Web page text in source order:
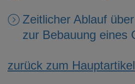
Zeitlicher Ablauf
zur Bebauung eines
zurück zum Hauptartikel